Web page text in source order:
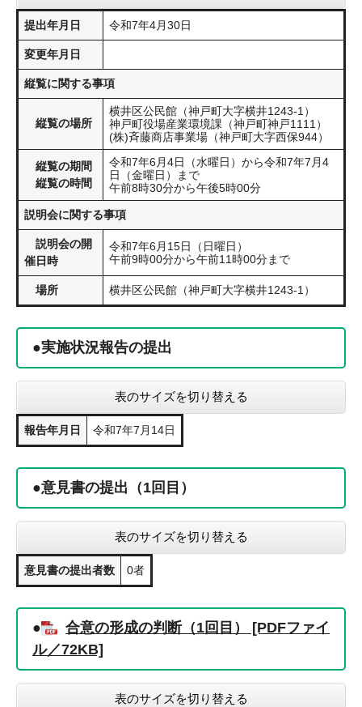
提出年月日 令和7年4月30日
変更年月日
縦覧に関する事項
縦覧の場所
横井区公民館（神戸町大字横井1243-1）
神戸町役場産業環境課（神戸町神戸1111）
(株)斉藤商店事業場（神戸町大字西保944）
縦覧の期間
縦覧の時間
令和7年6月4日（水曜日）から令和7年7月4
日（金曜日）まで
午前8時30分から午後5時00分
説明会に関する事項
説明会の開
催日時
令和7年6月15日（日曜日）
午前9時00分から午前11時00分まで
場所 横井区公民館（神戸町大字横井1243-1）
●実施状況報告の提出
表のサイズを切り替える
報告年月日 令和7年7月14日
●意見書の提出（1回目）
表のサイズを切り替える
意見書の提出者数 0者
●
合意の形成の判断（1回目） [PDFファイ
ル／72KB]
表のサイズを切り替える